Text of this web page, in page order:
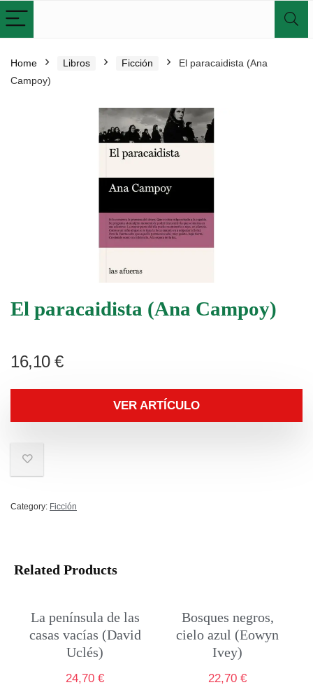
Home Libros Ficción
El paracaidista (Ana
Campoy)
El paracaidista (Ana Campoy)
16,10 €
VER ARTÍCULO
Category: Ficción
Related Products
La península de las
casas vacías (David
Uclés)
24,70€
Bosques negros,
cielo azul (Eowyn
Ivey)
22,70€